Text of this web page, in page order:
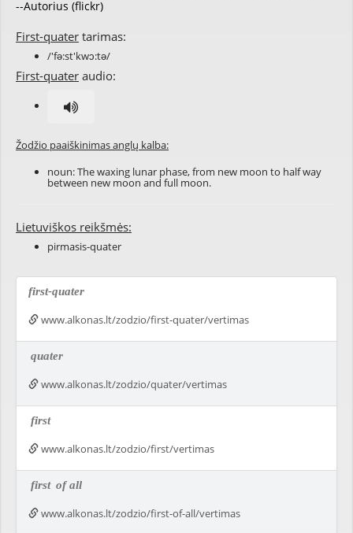
--Autorius (flickr)
First-quater tarimas:
/'fə:st'kwɔ:tə/
First-quater audio:
Žodžio paaiškinimas anglų kalba:
noun: Thewaxing lunar phase, from new moon to half way
between new moon andfull moon.
Lietuviškos reikšmės:
pirmasis-quater
first-quater
www.alkonas.lt/zodzio/first-quater/vertimas
quater
www.alkonas.lt/zodzio/quater/vertimas
first
www.alkonas.lt/zodzio/first/vertimas
first of all
www.alkonas.lt/zodzio/first-of-all/vertimas